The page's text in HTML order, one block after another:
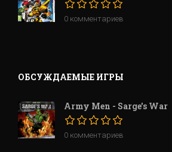
0 комментариев
ОБСУЖДАЕМЫЕ ИГРЫ
Army Men - Sarge's War
0 комментариев